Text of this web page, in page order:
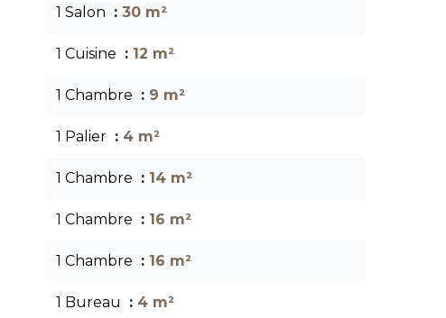
1 Salon 30 m²
1 Cuisine 12 m²
1 Chambre 9 m²
1 Palier 4 m²
1 Chambre 14 m²
1 Chambre 16 m²
1 Chambre 16 m²
1 Bureau 4 m²